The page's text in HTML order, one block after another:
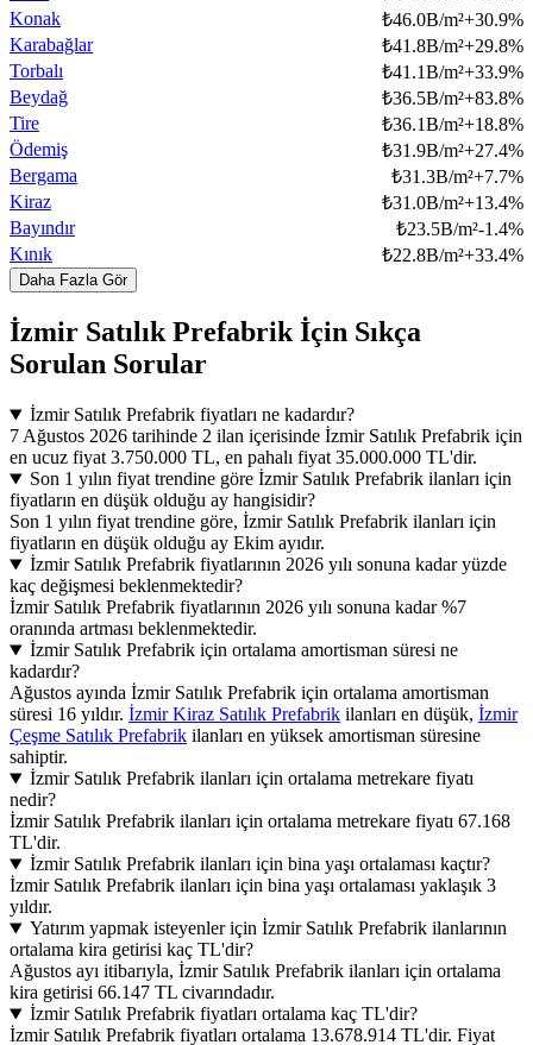
Konak
₺46.0B/m²+30.9%
Karabağlar
₺41.8B/m²+29.8%
Torbalı
₺41.1B/m²+33.9%
Beydağ
₺36.5B/m²+83.8%
Tire
₺36.1B/m²+18.8%
Ödemiş
₺31.9B/m²+27.4%
Bergama
₺31.3B/m²+7.7%
Kiraz
₺31.0B/m²+13.4%
Bayındır
₺23.5B/m²-1.4%
Kınık
₺22.8B/m²+33.4%
Daha Fazla Gör
İzmir Satılık Prefabrik İçin Sıkça
Sorulan Sorular
İzmir Satılık Prefabrik fiyatları ne kadardır?
7 Ağustos 2026 tarihinde 2 ilan içerisinde İzmir Satılık Prefabrik için
en ucuz fiyat 3.750.000 TL, en pahalı fiyat 35.000.000 TL'dir.
Son 1 yılın fiyat trendine göre İzmir Satılık Prefabrik ilanları için
fiyatların en düşük olduğu ay hangisidir?
Son 1 yılın fiyat trendine göre, İzmir Satılık Prefabrik ilanları için
fiyatların en düşük olduğu ay Ekim ayıdır.
İzmir Satılık Prefabrik fiyatlarının 2026 yılı sonuna kadar yüzde
kaç değişmesi beklenmektedir?
İzmir Satılık Prefabrik fiyatlarının 2026 yılı sonuna kadar %7
oranında artması beklenmektedir.
İzmir Satılık Prefabrik için ortalama amortisman süresi ne
kadardır?
Ağustos ayında İzmir Satılık Prefabrik için ortalama amortisman
süresi 16 yıldır. İzmir Kiraz Satılık Prefabrik ilanları en düşük, İzmir
Çeşme Satılık Prefabrik ilanları en yüksek amortisman süresine
sahiptir.
İzmir Satılık Prefabrik ilanları için ortalama metrekare fiyatı
nedir?
İzmir Satılık Prefabrik ilanları için ortalama metrekare fiyatı 67.168
TL'dir.
İzmir Satılık Prefabrik ilanları için bina yaşı ortalaması kaçtır?
İzmir Satılık Prefabrik ilanları için bina yaşı ortalaması yaklaşık 3
yıldır.
Yatırım yapmak isteyenler için İzmir Satılık Prefabrik ilanlarının
ortalama kira getirisi kaç TL'dir?
Ağustos ayı itibarıyla, İzmir Satılık Prefabrik ilanları için ortalama
kira getirisi 66.147 TL civarındadır.
İzmir Satılık Prefabrik fiyatları ortalama kaç TL'dir?
İzmir Satılık Prefabrik fiyatları ortalama 13.678.914 TL'dir. Fiyat